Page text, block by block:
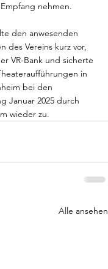
nehmen.
den anwesenden
des Vereins kurz vor,
VR-Bank und sicherte
in
bei den
Januar 2025 durch
wieder zu.
Alle ansehen